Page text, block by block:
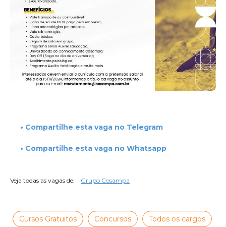
• Compartilhe esta vaga no Telegram
• Compartilhe esta vaga no Whatsapp
Veja todas as vagas de: Grupo Cosampa
Cursos Gratuitos Concursos Todos os cargos